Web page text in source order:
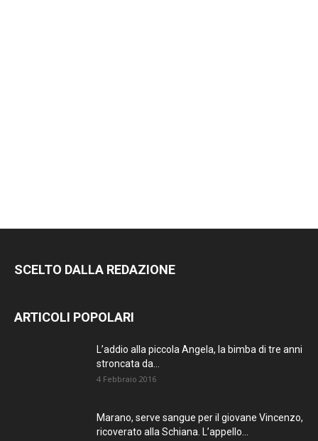
SCELTO DALLA REDAZIONE
ARTICOLI POPOLARI
L’addio alla piccola Angela, la bimba di tre anni
stroncata da...
4 Febbraio 2016
Marano, serve sangue per il giovane Vincenzo,
ricoverato alla Schiana. L’appello...